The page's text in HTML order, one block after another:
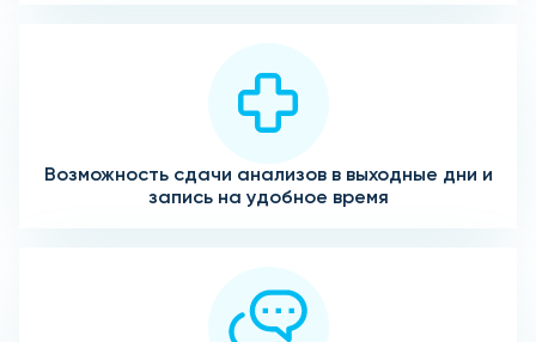
Возможность сдачи анализов в выходные дни и
запись на удобное время